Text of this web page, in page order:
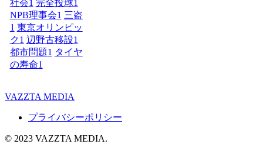
社会1 完全投球1
NPB理事会1 三盗
1 東京オリンピッ
ク1 辺野古移設1
都市問題1 タイヤ
の寿命1
VAZZTA MEDIA
プライバシーポリシー
© 2023 VAZZTA MEDIA.